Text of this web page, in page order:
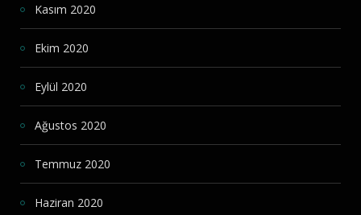
Kasım 2020
Ekim 2020
Eylül 2020
Ağustos 2020
Temmuz 2020
Haziran 2020